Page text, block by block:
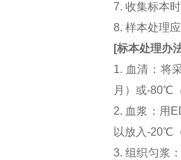
7. 收集标本
8. 样本处理
[标本处理办
1. 血清：将
月）或-80℃
2. 血浆：用
以放入-20℃
3. 组织匀浆